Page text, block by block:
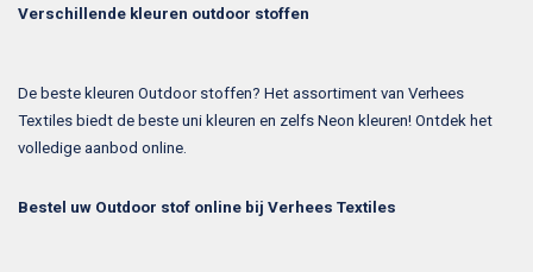
Verschillende kleuren outdoor stoffen
De beste kleuren Outdoor stoffen? Het assortiment van Verhees
Textiles biedt de beste uni kleuren en zelfs Neon kleuren! Ontdek het
volledige aanbod online.
Bestel uw Outdoor stof online bij Verhees Textiles